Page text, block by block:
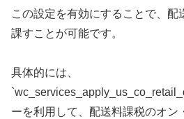
この設定を有効にすることで、配
課すことが可能です。
具体的には、
ーを利用して、配送料課税のオン